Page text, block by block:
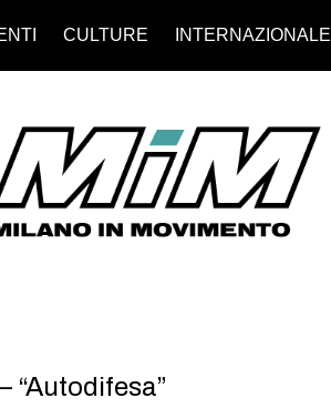
CULTURE INTERNAZIONALE
“Autodifesa”